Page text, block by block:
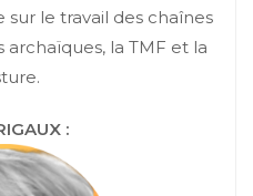
le travail des chaînes
archaïques, la TMF et la
: